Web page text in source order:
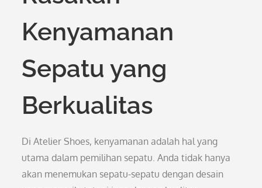
Kenyamanan
Sepatu yang
Berkualitas
Di Atelier Shoes, kenyamanan adalah hal yang
utama dalam pemilihan sepatu. Anda tidak hanya
akan menemukan sepatu-sepatu dengan desain